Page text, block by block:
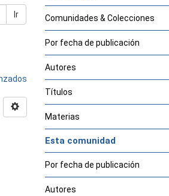
Ir Comunidades & Colecciones
Por fecha de publicación
Autores
Títulos
Materias
Esta comunidad
Por fecha de publicación
Autores